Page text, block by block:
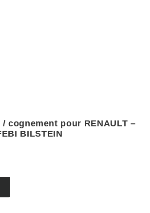
cognement pour RENAULT –
BILSTEIN